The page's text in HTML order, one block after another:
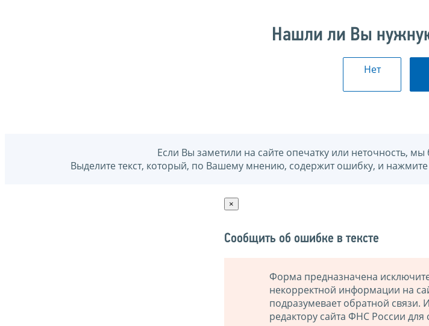
Нашли ли Вы
Нет
Если Вы заметили на сайте опечатку или неточность,
Выделите текст, который, по Вашему мнению, содержит ошибку, и
×
Сообщить об ошибке в тексте
Форма предназначена
некорректной информации на
подразумевает обратной связи.
редактору сайта ФНС России для